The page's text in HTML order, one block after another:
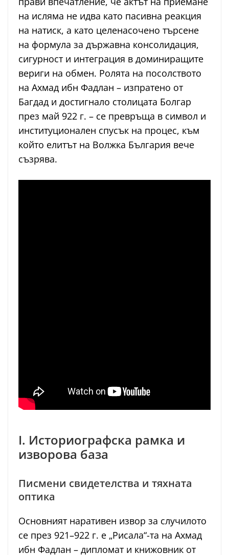
на исляма не идва като пасивна реакция
на натиск, а като целенасочено търсене
на формула за държавна консолидация,
сигурност и интеграция в доминиращите
вериги на обмен. Ролята на посолството
на Ахмад ибн Фадлан – изпратено от
Багдад и достигнало столицата Болгар
през май 922 г. – се превръща в символ и
институционален спусък на процес, към
който елитът на Волжка България вече
съзрява.
I. Историографска рамка и
изворова база
Писмени свидетелства и тяхната
оптика
Основният наративен извoр за случилото
се през 921–922 г. е „Рисала“-та на Ахмад
ибн Фадлан – дипломат и книжовник от